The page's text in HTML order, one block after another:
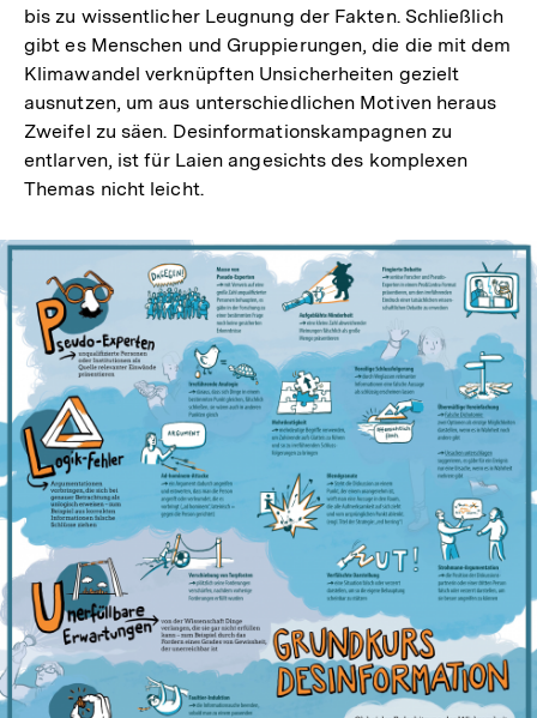
bis zu wissentlicher Leugnung der Fakten. Schließlich
gibt es Menschen und Gruppierungen, die die mit dem
Klimawandel verknüpften Unsicherheiten gezielt
ausnutzen, um aus unterschiedlichen Motiven heraus
Zweifel zu säen. Desinformationskampagnen zu
entlarven, ist für Laien angesichts des komplexen
Themas nicht leicht.
In
Lightbox
öffnen